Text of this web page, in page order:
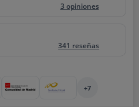
3 opiniones
341 reseñas
+7